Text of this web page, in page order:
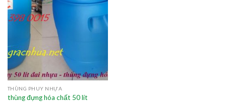
THÙNG PHUY NHỰA
thùng đựng hóa chất 50 lít